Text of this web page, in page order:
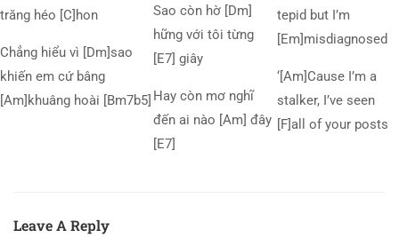
trăng héo [C]hon
Chẳng hiểu vì [Dm]sao
khiến em cứ bâng
[Am]khuâng hoài [Bm7b5]
Sao còn hờ [Dm]
hững với tôi từng
[E7] giây
Hay còn mơ nghĩ
đến ai nào [Am] đây
[E7]
tepid but I’m
[Em]misdiagnosed
‘[Am]Cause I’m a
stalker, I’ve seen
[F]all of your posts
Leave A Reply